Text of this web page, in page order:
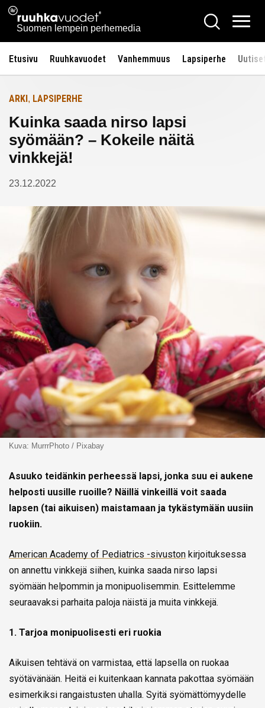
Siirry
sisältöön
Ruuhkavuodet.fi
Suomen lempein perhemedia
Hae
Etusivu Ruuhkavuodet Vanhemmuus Lapsiperhe
Etusivulle
ARKI , LAPSIPERHE
Kuinka saada nirso lapsi
syömään? – Kokeile näitä
vinkkejä!
23.12.2022
Kuva: MurrrPhoto / Pixabay
Asuuko teidänkin perheessä lapsi, jonka suu ei aukene
helposti uusille ruoille? Näillä vinkeillä voit saada
lapsen (tai aikuisen) maistamaan ja tykästymään uusiin
ruokiin.
American Academy of Pediatrics -sivuston kirjoituksessa
on annettu vinkkejä siihen, kuinka saada nirso lapsi
syömään helpommin ja monipuolisemmin. Esittelemme
seuraavaksi parhaita paloja näistä ja muita vinkkejä.
1. Tarjoa monipuolisesti eri ruokia
Aikuisen tehtävä on varmistaa, että lapsella on ruokaa
syötävänään. Heitä ei kuitenkaan kannata pakottaa syömään
esimerkiksi rangaistusten uhalla. Syitä syömättömyydelle